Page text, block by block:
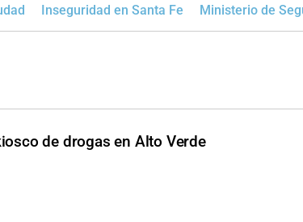
Inseguridad en Santa Fe Ministerio de
de drogas en Alto Verde